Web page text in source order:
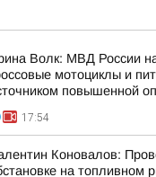
Волк: МВД России
мотоциклы и
повышенной
17:54
Коновалов:
на топливном